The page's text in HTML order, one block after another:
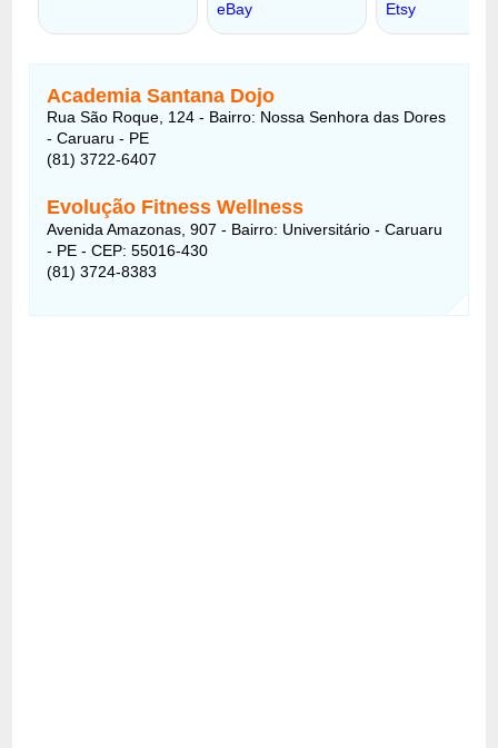
Academia Santana Dojo
Rua São Roque, 124 - Bairro: Nossa Senhora das Dores
- Caruaru - PE
(81) 3722-6407
Evolução Fitness Wellness
Avenida Amazonas, 907 - Bairro: Universitário - Caruaru
- PE - CEP: 55016-430
(81) 3724-8383